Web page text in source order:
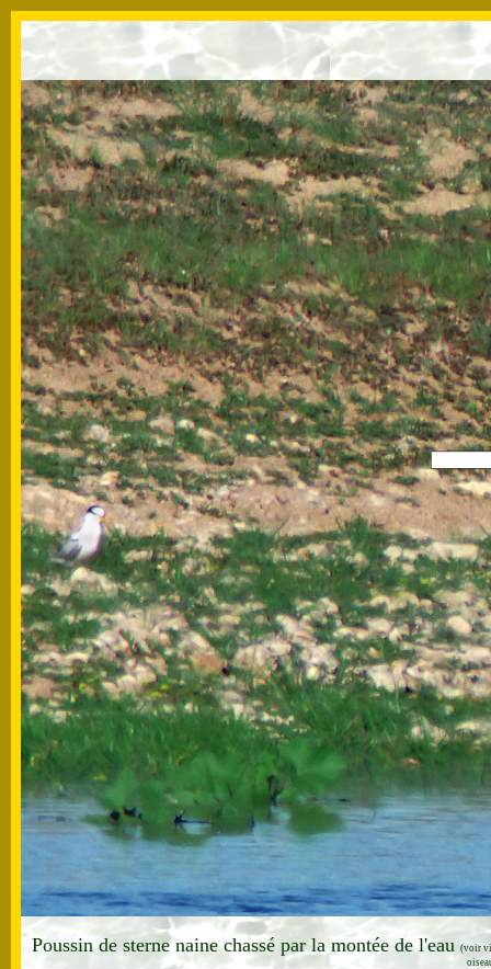
Poussin de sterne naine chassé par la montée de l'eau (voir